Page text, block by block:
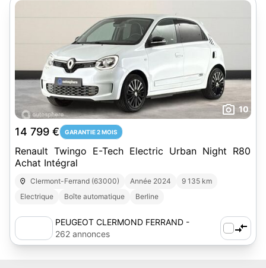
10
14 799 € GARANTIE 2 MOIS
Renault Twingo E-Tech Electric Urban Night R80
Achat Intégral
Clermont-Ferrand (63000) Année 2024
9 135 km
Electrique
Boîte automatique Berline
PEUGEOT CLERMOND FERRAND -
AUTOSPHERE
262 annonces